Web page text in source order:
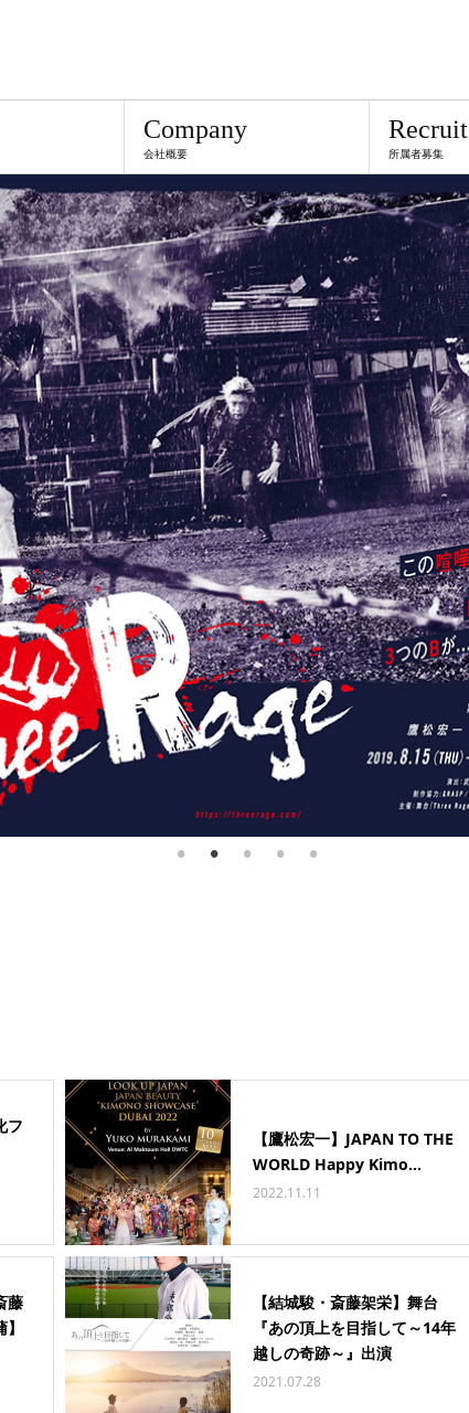
Company
会社概要
Recruit
所属者募集
フ
【鷹松宏一】JAPAN TO THE
WORLD Happy Kimo...
2022.11.11
藤
【結城駿・斎藤架栄】舞台
『あの頂上を目指して～14年
越しの奇跡～』出演
2021.07.28